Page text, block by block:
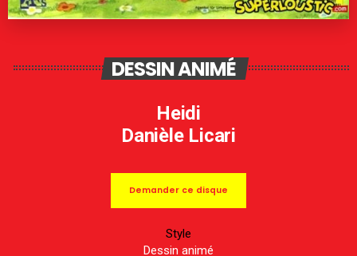
DESSIN ANIMÉ
Heidi
Danièle Licari
Demander ce disque
Style
Dessin animé